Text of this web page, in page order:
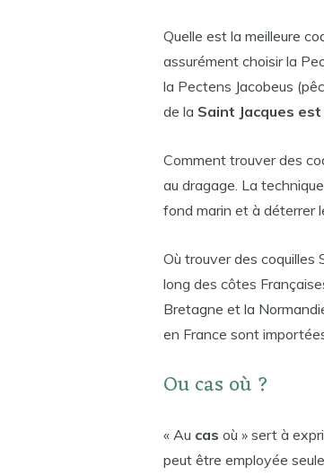
Quelle est la meilleure
assurément choisir la
la Pectens Jacobeus
de la Saint Jacques est
Comment trouver des
au dragage. La
fond marin et à déterrer
Où trouver des coquilles
long des côtes
Bretagne et la
en France sont
Ou cas où ?
« Au cas où » sert à
peut être employée